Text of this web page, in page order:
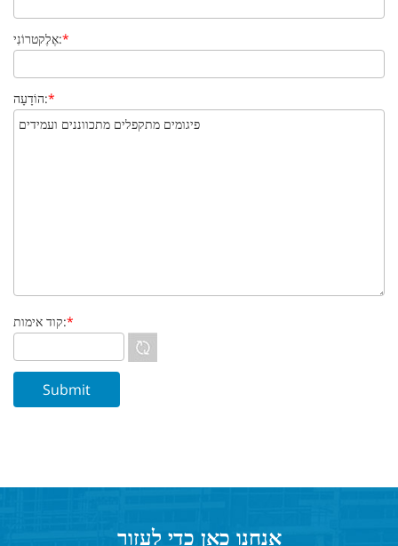
אֶלֶקטרוֹנִי:*
הוֹדָעָה:*
קוד אימות:*
אנחנו כאן כדי לעזור